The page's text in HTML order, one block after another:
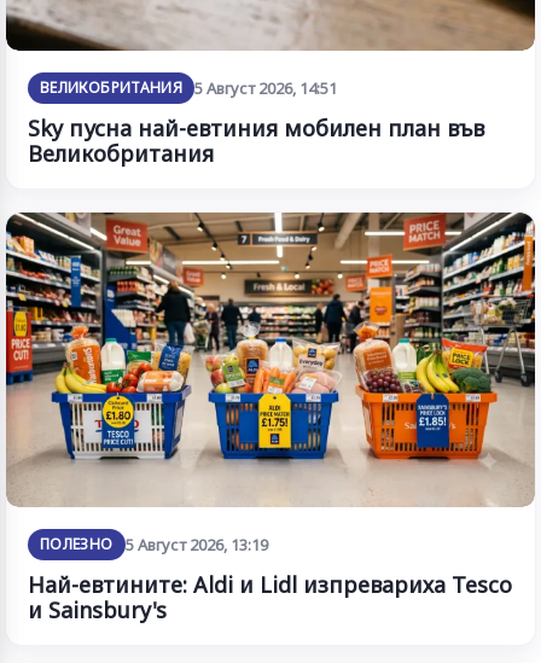
ВЕЛИКОБРИТАНИЯ 5 Август 2026, 14:51
Sky пусна най-евтиния мобилен план във
Великобритания
ПОЛЕЗНО 5 Август 2026, 13:19
Най-евтините: Aldi и Lidl изпревариха Tesco
и Sainsbury's